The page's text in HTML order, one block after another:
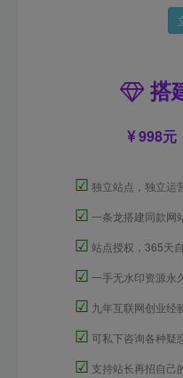
搭
998元
☑ 独立站点，独立运
☑ 一条龙搭建同款网
☑ 站点授权，365天
☑ 一手无水印资源永
☑ 九年互联网创业经
☑ 可私下咨询各种疑
☑ 支持站长再招自己